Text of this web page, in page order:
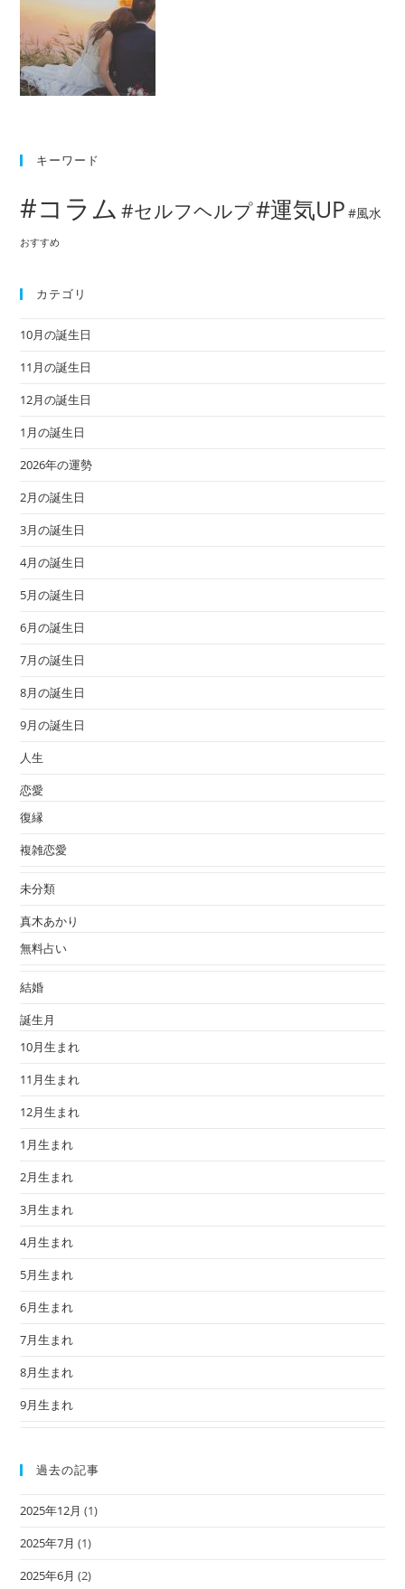
キーワード
#コラム #セルフヘルプ#運気UP #風水
おすすめ
カテゴリ
10月の誕生日
11月の誕生日
12月の誕生日
1月の誕生日
2026年の運勢
2月の誕生日
3月の誕生日
4月の誕生日
5月の誕生日
6月の誕生日
7月の誕生日
8月の誕生日
9月の誕生日
人生
恋愛
復縁
複雑恋愛
未分類
真木あかり
無料占い
結婚
誕生月
10月生まれ
11月生まれ
12月生まれ
1月生まれ
2月生まれ
3月生まれ
4月生まれ
5月生まれ
6月生まれ
7月生まれ
8月生まれ
9月生まれ
過去の記事
2025年12月 (1)
2025年7月 (1)
2025年6月 (2)